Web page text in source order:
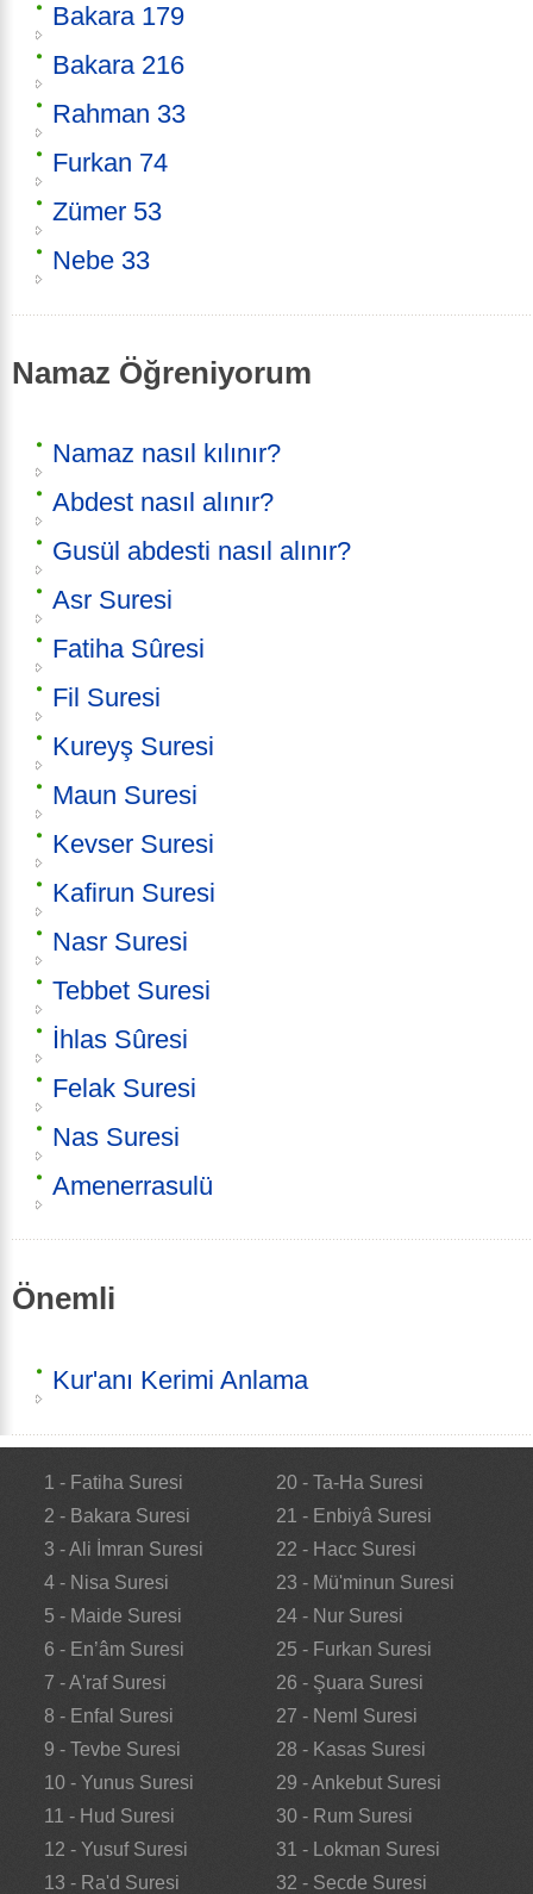
Bakara 179
Bakara 216
Rahman 33
Furkan 74
Zümer 53
Nebe 33
Namaz Öğreniyorum
Namaz nasıl kılınır?
Abdest nasıl alınır?
Gusül abdesti nasıl alınır?
Asr Suresi
Fatiha Sûresi
Fil Suresi
Kureyş Suresi
Maun Suresi
Kevser Suresi
Kafirun Suresi
Nasr Suresi
Tebbet Suresi
İhlas Sûresi
Felak Suresi
Nas Suresi
Amenerrasulü
Önemli
Kur'anı Kerimi Anlama
1 - Fatiha Suresi
2 - Bakara Suresi
3 - Ali İmran Suresi
4 - Nisa Suresi
5 - Maide Suresi
6 - En’âm Suresi
7 - A'raf Suresi
8 - Enfal Suresi
9 - Tevbe Suresi
10 - Yunus Suresi
11 - Hud Suresi
12 - Yusuf Suresi
13 - Ra'd Suresi
20 - Ta-Ha Suresi
21 - Enbiyâ Suresi
22 - Hacc Suresi
23 - Mü'minun Suresi
24 - Nur Suresi
25 - Furkan Suresi
26 - Şuara Suresi
27 - Neml Suresi
28 - Kasas Suresi
29 - Ankebut Suresi
30 - Rum Suresi
31 - Lokman Suresi
32 - Secde Suresi